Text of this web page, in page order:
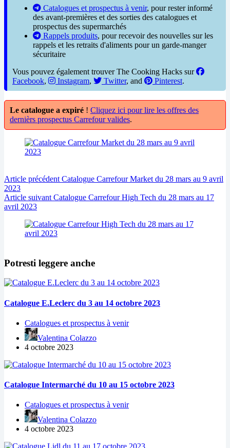
Catalogues et prospectus à venir, pour rester informé
des avant-premières et des sorties des catalogues et
prospectus des supermarchés
Rappels produits, pour recevoir des nouvelles sur les
rappels et les retraits d'aliments pour un garde-manger
sécuritaire
Vous pouvez également trouver The Cooking Hacks sur
Facebook, Instagram, Twitter, and Pinterest.
Le catalogue a expiré ! Cliquez ici pour lire les offres des
dernièrs prospectus Carrefour valides.
Article précédent Catalogue Carrefour Market du 28 mars au 9 avril
2023
Article suivant Catalogue Carrefour High Tech du 28 mars au 17
avril 2023
Potresti leggere anche
Catalogue E.Leclerc du 3 au 14 octobre 2023
Catalogues et prospectus à venir
Valentina Colazzo
4 octobre 2023
Catalogue Intermarché du 10 au 15 octobre 2023
Catalogues et prospectus à venir
Valentina Colazzo
4 octobre 2023